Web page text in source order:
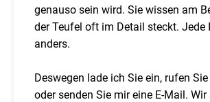
genauso sein wird. Sie wissen am
der Teufel oft im Detail steckt. Jede
anders.
Deswegen lade ich Sie ein, rufen
oder senden Sie mir eine E-Mail. Wir